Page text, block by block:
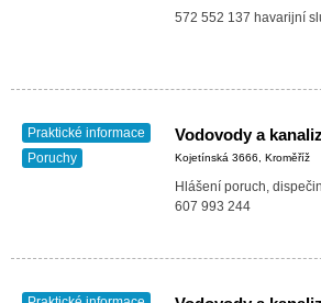
572 552 137 havarijní
Praktické informace
Poruchy
Vodovody a
Kojetínská 3666, Kroměříž
Hlášení poruch,
607 993 244